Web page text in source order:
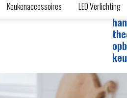
Keukenaccessoires LED Verlichting